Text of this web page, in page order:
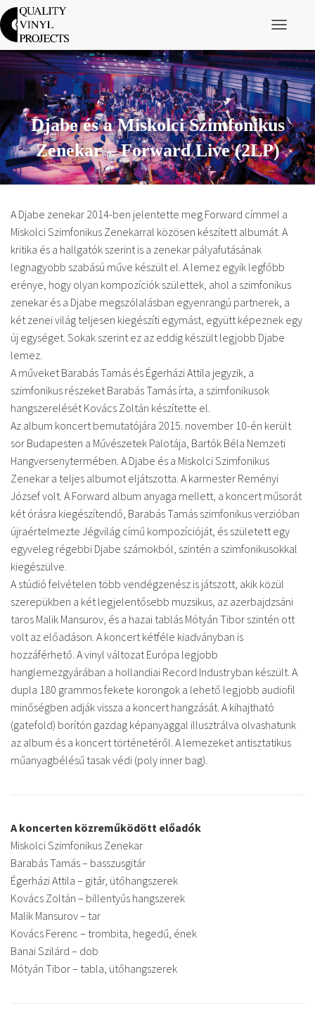
Djabe és a Miskolci Szimfonikus
Zenekar – Forward Live (2LP)
A Djabe zenekar 2014-ben jelentette meg Forward címmel a
Miskolci Szimfonikus Zenekarral közösen készített albumát. A
kritika és a hallgatók szerint is a zenekar pályafutásának
legnagyobb szabású műve készült el. A lemez egyik legfőbb
erénye, hogy olyan kompozíciók születtek, ahol a szimfonikus
zenekar és a Djabe megszólalásban egyenrangú partnerek, a
két zenei világ teljesen kiegészíti egymást, együtt képeznek egy
új egységet. Sokak szerint ez az eddig készült legjobb Djabe
lemez.
A műveket Barabás Tamás és Égerházi Attila jegyzik, a
szimfonikus részeket Barabás Tamás írta, a szimfonikusok
hangszerelését Kovács Zoltán készítette el.
Az album koncert bemutatójára 2015. november 10-én került
sor Budapesten a Művészetek Palotája, Bartók Béla Nemzeti
Hangversenytermében. A Djabe és a Miskolci Szimfonikus
Zenekar a teljes albumot eljátszotta. A karmester Reményi
József volt. A Forward album anyaga mellett, a koncert műsorát
két órásra kiegészítendő, Barabás Tamás szimfonikus verzióban
újraértelmezte Jégvilág című kompozícióját, és született egy
egyveleg régebbi Djabe számokból, szintén a szimfonikusokkal
kiegészülve.
A stúdió felvételen több vendégzenész is játszott, akik közül
szerepükben a két legjelentősebb muzsikus, az azerbajdzsáni
taros Malik Mansurov, és a hazai tablás Mótyán Tibor szintén ott
volt az előadáson. A koncert kétféle kiadványban is
hozzáférhető. A vinyl változat Európa legjobb
hanglemezgyárában a hollandiai Record Industryban készült. A
dupla 180 grammos fekete korongok a lehető legjobb audiofil
minőségben adják vissza a koncert hangzását. A kihajtható
(gatefold) borítón gazdag képanyaggal illusztrálva olvashatunk
az album és a koncert történetéről. A lemezeket antisztatikus
műanyagbélésű tasak védi (poly inner bag).
A koncerten közreműködött előadók
Miskolci Szimfonikus Zenekar
Barabás Tamás – basszusgitár
Égerházi Attila – gitár, ütőhangszerek
Kovács Zoltán – billentyűs hangszerek
Malik Mansurov – tar
Kovács Ferenc – trombita, hegedű, ének
Banai Szilárd – dob
Mótyán Tibor – tabla, ütőhangszerek